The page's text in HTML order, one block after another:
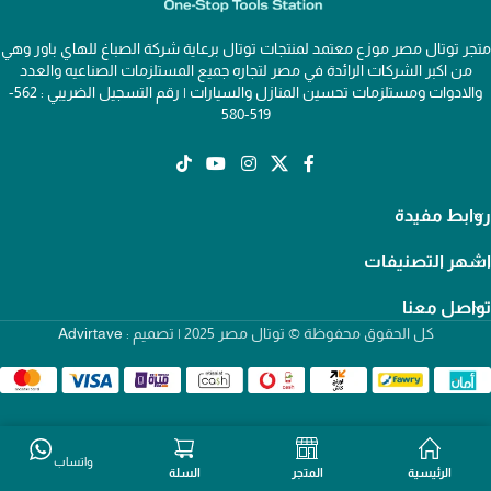
متجر توتال مصر موزع معتمد لمنتجات توتال برعاية شركة الصباغ للهاي باور وهي
من اكبر الشركات الرائدة في مصر لتجاره جميع المستلزمات الصناعيه والعدد
والادوات ومستلزمات تحسين المنازل والسيارات | رقم التسجيل الضريبي : 562-
519-580
الرئيسية المتجر السلة
واتساب
روابط مفيدة
اشهر التصنيفات
تواصل معنا
كل الحقوق محفوظة © توتال مصر 2025 | تصميم : Advirtave